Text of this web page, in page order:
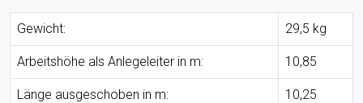
Gewicht: 29,5 kg
Arbeitshöhe als Anlegeleiter in m: 10,85
Länge ausgeschoben in m: 10,25